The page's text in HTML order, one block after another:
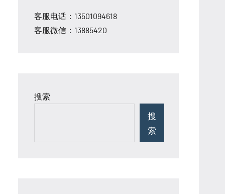
客服电话：13501094618
客服微信：13885420
搜索
搜
索